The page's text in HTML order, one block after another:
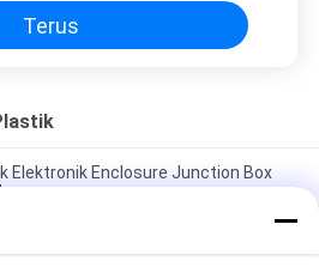
Terus
Elektronik Enclosure Junction Box
IP65 Untuk Peralatan